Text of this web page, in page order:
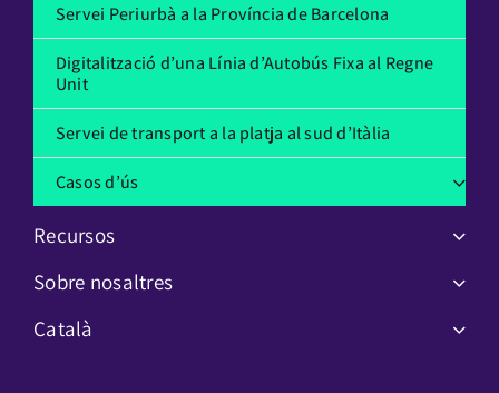
Servei Periurbà a la Província de Barcelona
Digitalització d’una Línia d’Autobús Fixa al Regne
Unit
Servei de transport a la platja al sud d’Itàlia
Casos d’ús
Recursos
Sobre nosaltres
Català